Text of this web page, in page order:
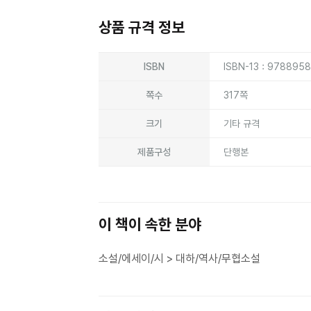
상품 규격 정보
ISBN ISBN-13 :
쪽수 317쪽
크기 기타 규격
제품구성 단행본
이 책이 속한 분야
소설/에세이/시 > 대하/역사/무협소설